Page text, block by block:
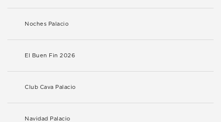
Noches Palacio
El Buen Fin 2026
Club Cava Palacio
Navidad Palacio